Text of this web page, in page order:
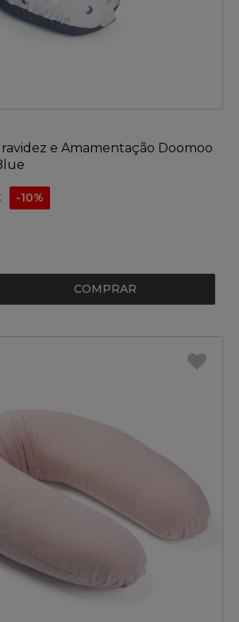
e Amamentação Doomoo
-10%
COMPRAR